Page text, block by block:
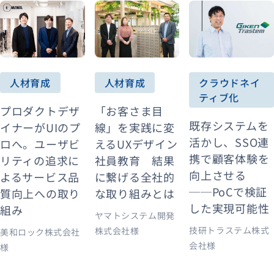
人材育成
プロダクトデザ
イナーがUIのプ
ロへ。ユーザビ
リティの追求に
よるサービス品
質向上への取り
組み
美和ロック株式会社
様
人材育成
「お客さま目
線」を実践に変
えるUXデザイン
社員教育 結果
に繋げる全社的
な取り組みとは
ヤマトシステム開発
株式会社様
クラウドネイ
ティブ化
既存システムを
活かし、SSO連
携で顧客体験を
向上させる
──PoCで検証
した実現可能性
技研トラステム株式
会社様